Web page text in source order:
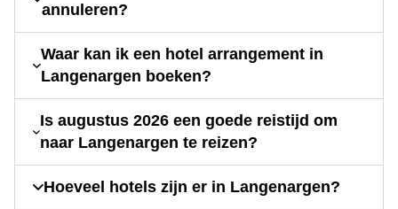
annuleren?
Waar kan ik een hotel arrangement in
Langenargen boeken?
Is augustus 2026 een goede reistijd om
naar Langenargen te reizen?
Hoeveel hotels zijn er in Langenargen?